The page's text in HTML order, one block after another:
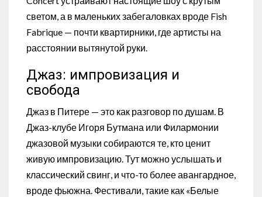
светом, а в маленьких забегаловках вроде Fish
Fabrique — почти квартирники, где артисты на
расстоянии вытянутой руки.
Джаз: импровизация и
свобода
Джаз в Питере — это как разговор по душам. В
Джаз-клубе Игоря Бутмана или Филармонии
джазовой музыки собираются те, кто ценит
живую импровизацию. Тут можно услышать и
классический свинг, и что-то более авангардное,
вроде фьюжна. Фестивали, такие как «Белые